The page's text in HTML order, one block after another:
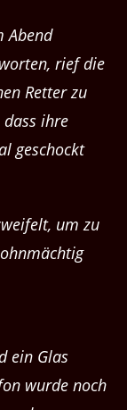
Abend
rief die
Retter zu
ihre
geschockt
um zu
ein Glas
wurde noch